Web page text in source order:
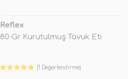
Reflex
80 Gr Kurutulmuş Tavuk Eti
(1 Değerlendirme)